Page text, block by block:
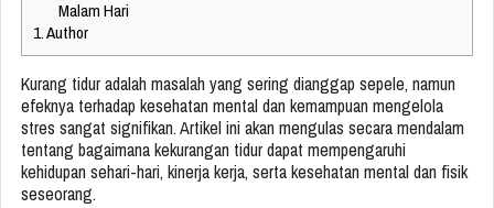
Malam Hari
1.Author
Kurang tidur adalah masalah yang sering dianggap sepele, namun
efeknya terhadap kesehatan mental dan kemampuan mengelola
stres sangat signifikan. Artikel ini akan mengulas secara mendalam
tentang bagaimana kekurangan tidur dapat mempengaruhi
kehidupan sehari-hari, kinerja kerja, serta kesehatan mental dan fisik
seseorang.